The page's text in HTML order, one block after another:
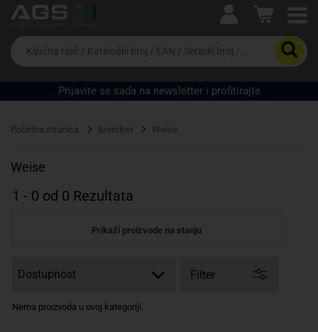
Ova postavka prilagođava asortiman proizvoda i
cijene vašim potrebama.
Da
biste
potražili
proizvod,
unesite
riječ,
EAN
serijski
Prijavite se sada na newsletter i profitirajte
Početna stranica Brendovi Weise
Weise
1 - 0 od 0 Rezultata
Prikaži proizvode na stanju
Filter
Nema proizvoda u ovoj kategoriji.